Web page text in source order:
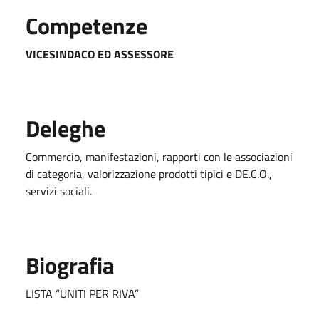
Competenze
VICESINDACO ED ASSESSORE
Deleghe
Commercio, manifestazioni, rapporti con le associazioni
di categoria, valorizzazione prodotti tipici e DE.C.O.,
servizi sociali.
Biografia
LISTA “UNITI PER RIVA”